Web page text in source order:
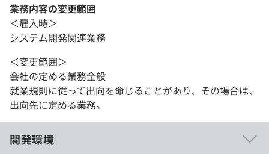
業務内容の変更範囲
＜雇入時＞
システム開発関連業務
＜変更範囲＞
会社の定める業務全般
就業規則に従って出向を命じることがあり、その場合は、
出向先に定める業務。
開発環境